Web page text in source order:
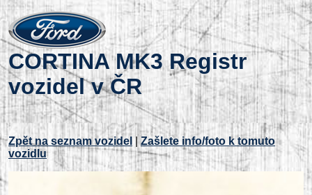
CORTINA MK3 Registr
vozidel v ČR
Zpět na seznam vozidel
Zašlete info/foto k tomuto
vozidlu